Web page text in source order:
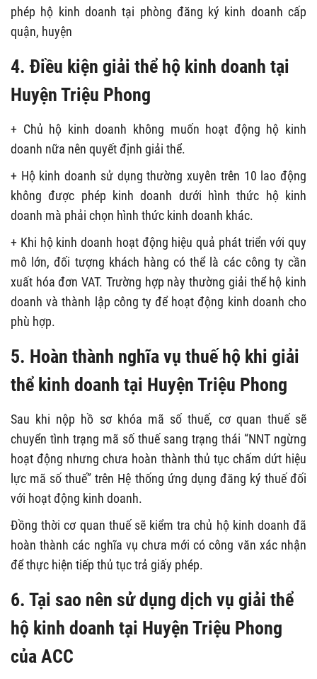
phép hộ kinh doanh tại phòng đăng ký kinh doanh cấp
quận, huyện
4. Điều kiện giải thể hộ kinh doanh tại
Huyện Triệu Phong
+ Chủ hộ kinh doanh không muốn hoạt động hộ kinh
doanh nữa nên quyết định giải thể.
+ Hộ kinh doanh sử dụng thường xuyên trên 10 lao động
không được phép kinh doanh dưới hình thức hộ kinh
doanh mà phải chọn hình thức kinh doanh khác.
+ Khi hộ kinh doanh hoạt động hiệu quả phát triển với quy
mô lớn, đối tượng khách hàng có thể là các công ty cần
xuất hóa đơn VAT. Trường hợp này thường giải thể hộ kinh
doanh và thành lập công ty để hoạt động kinh doanh cho
phù hợp.
5. Hoàn thành nghĩa vụ thuế hộ khi giải
thể kinh doanh tại Huyện Triệu Phong
Sau khi nộp hồ sơ khóa mã số thuế, cơ quan thuế sẽ
chuyển tình trạng mã số thuế sang trạng thái “NNT ngừng
hoạt động nhưng chưa hoàn thành thủ tục chấm dứt hiệu
lực mã số thuế” trên Hệ thống ứng dụng đăng ký thuế đối
với hoạt động kinh doanh.
Đồng thời cơ quan thuế sẽ kiểm tra chủ hộ kinh doanh đã
hoàn thành các nghĩa vụ chưa mới có công văn xác nhận
để thực hiện tiếp thủ tục trả giấy phép.
6. Tại sao nên sử dụng dịch vụ giải thể
hộ kinh doanh tại Huyện Triệu Phong
của ACC